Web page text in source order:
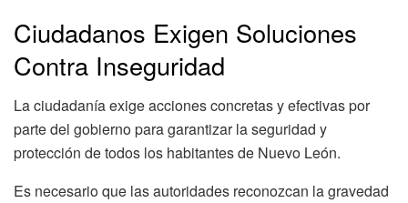
Ciudadanos Exigen Soluciones
Contra Inseguridad
La ciudadanía exige acciones concretas y efectivas por
parte del gobierno para garantizar la seguridad y
protección de todos los habitantes de Nuevo León.
Es necesario que las autoridades reconozcan la gravedad